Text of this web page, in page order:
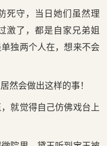
死守，当日她们虽然理
激了，都是自家兄弟姐
独两个人在，想来不会
然会做出这样的事！
就觉得自己仿佛戏台上